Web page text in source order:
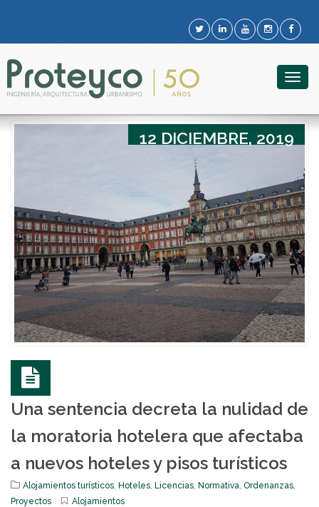
12 DICIEMBRE, 2019
Una sentencia decreta la nulidad de
la moratoria hotelera que afectaba
a nuevos hoteles y pisos turísticos
Alojamientos turísticos, Hoteles, Licencias, Normativa, Ordenanzas,
Proyectos
Alojamientos